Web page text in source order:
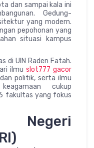
dan sampai kala ini
Gedung-
yang modern.
pepohonan yang
situasi kampus
di UIN Raden Fatah.
ilmu slot777 gacor
politik, serta ilmu
cukup
fakultas yang fokus
Negeri